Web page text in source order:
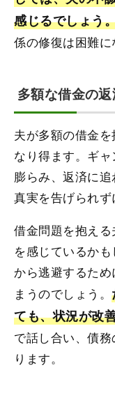
感じるでしょう
係の修復は困難に
多額な借金の
夫が多額の借金
なり得ます。ギ
膨らみ、返済に
真実を告げられず
借金問題を抱え
を感じているか
から逃避するた
まうのでしょう。
ても、状況が改
で話し合い、債
ります。